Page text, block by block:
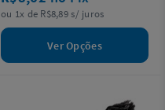
ou 1x de R$8,89 s/ juros
Ver Opções